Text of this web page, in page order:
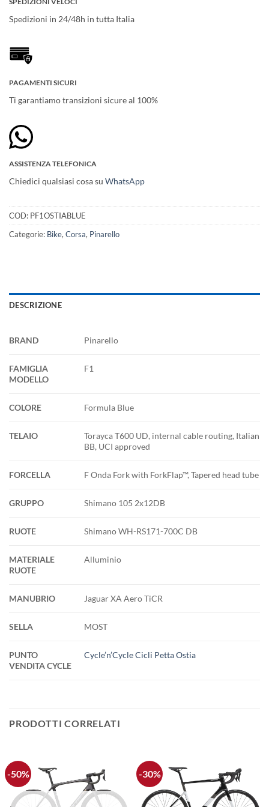
Spedizioni in 24/48h in tutta Italia
PAGAMENTI SICURI
Ti garantiamo transizioni sicure al 100%
ASSISTENZA TELEFONICA
Chiedici qualsiasi cosa su WhatsApp
COD: PF1OSTIABLUE
Categorie: Bike,Corsa, Pinarello
DESCRIZIONE
BRAND Pinarello
FAMIGLIA
MODELLO
F1
COLORE Formula Blue
TELAIO
Torayca T600 UD, internal cable routing, Italian
BB, UCI approved
FORCELLA F Onda Fork with ForkFlap™, Tapered head tube
GRUPPO Shimano 105 2x12DB
RUOTE Shimano WH-RS171-700C DB
MATERIALE
RUOTE
Alluminio
MANUBRIO Jaguar XA Aero TiCR
SELLA MOST
PUNTO
VENDITA CYCLE
Cycle’n’Cycle Cicli Petta Ostia
PRODOTTI CORRELATI
-50% -30%